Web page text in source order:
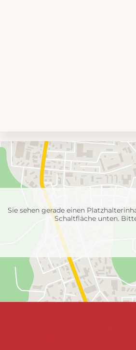
mit
Feuerwehr-
Einheiten
Sie sehen gerade einen
Schaltfläche unten.